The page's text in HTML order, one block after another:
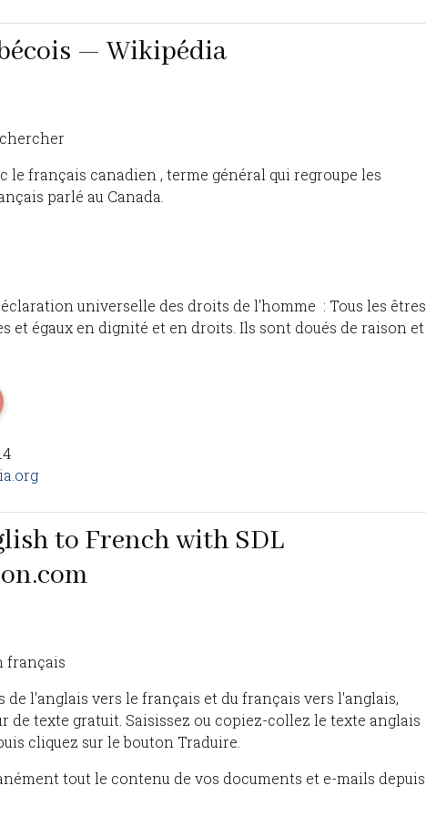
— Wikipédia
le français canadien , terme général qui regroupe les
parlé au Canada.
universelle des droits de l'homme : Tous les êtres
et égaux en dignité et en droits. Ils sont doués de raison et
to French with SDL
français
de l'anglais vers le français et du français vers l'anglais,
de texte gratuit. Saisissez ou copiez-collez le texte anglais
cliquez sur le bouton Traduire.
tout le contenu de vos documents et e-mails depuis